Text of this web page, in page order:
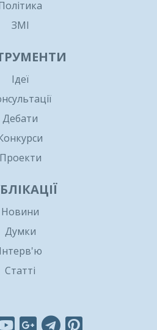
ЗМІ
Ідеї
Дебати
Проекти
Новини
Думки
Інтерв'ю
Статті